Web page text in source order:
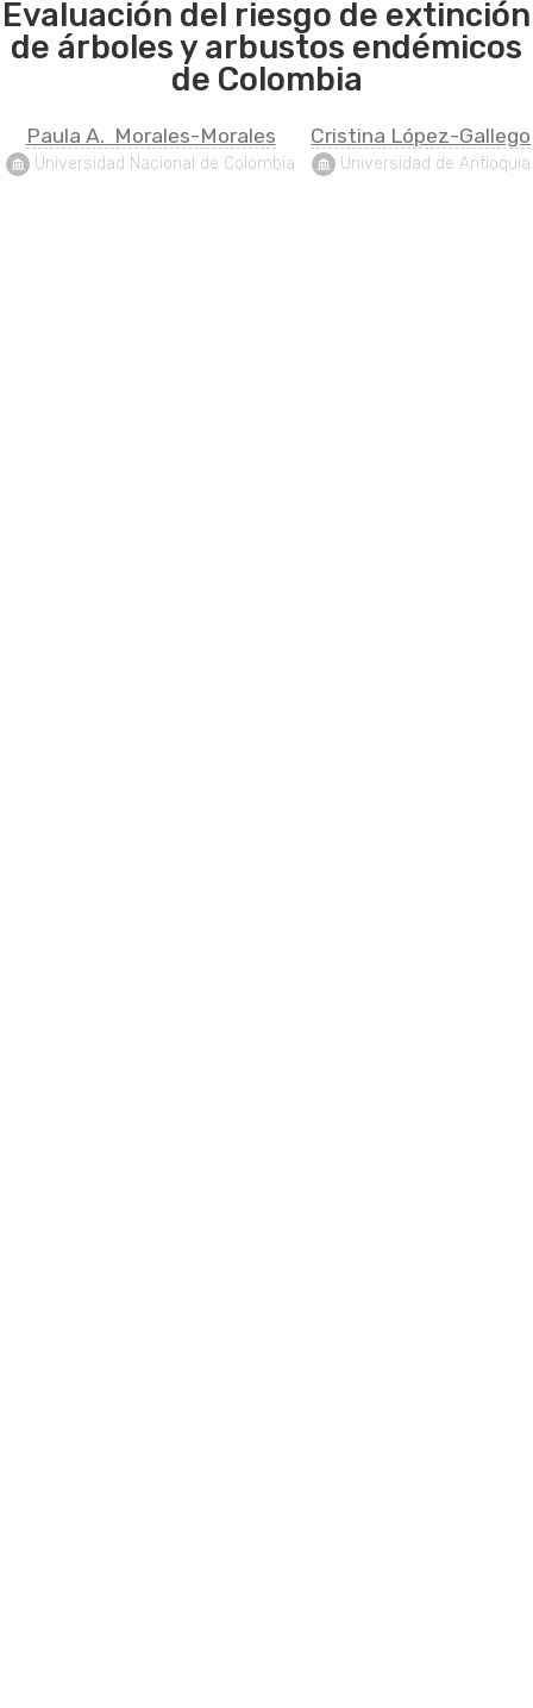
Evaluación del riesgo de extinción
de árboles y arbustos endémicos
de Colombia
Paula A.  Morales-Morales
Universidad Nacional de Colombia
Cristina López-Gallego
Universidad de Antioquia